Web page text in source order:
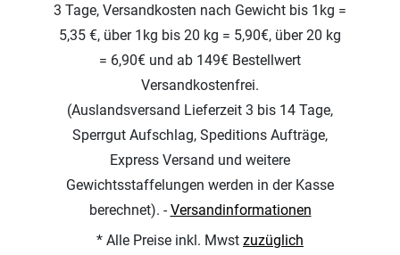
3 Tage, Versandkosten nach Gewicht bis 1kg =
5,35 €, über 1kg bis 20 kg = 5,90€, über 20 kg
= 6,90€ und ab 149€ Bestellwert
Versandkostenfrei.
(Auslandsversand Lieferzeit 3 bis 14 Tage,
Sperrgut Aufschlag, Speditions Aufträge,
Express Versand und weitere
Gewichtsstaffelungen werden in der Kasse
berechnet). -Versandinformationen
* Alle Preise inkl. Mwst zuzüglich